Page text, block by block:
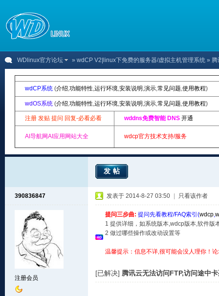
WDlinux官方论坛 » wdCP V2|linux下免费的服务器/虚拟主机管理系统 » 腾
wdCP系统 (介绍,功能特性,运行环境,安装说明 ,演示,常见问题,使用教程)
wdOS系统 (介绍,功能特性,运行环境,安装说明 ,演示,常见问题,使用教程)
注册 发贴 提问 回复-必看必看 wddns免费智能 DNS 开通
AI导航网AI应用网站大全 wdcp官方技术支持/服务
发帖
390836847
注册会员
发表于 2014-8-27 03:50 只看该作者
提问三步曲: 提问先看教程/FAQ索引(wdcp,
1 提供详细，如系统版本,wdcp版本,软件版
2 做过哪些操作或改动设置等
温馨提示：信息不详,很可能会没人理你！
[已解决] 腾讯云无法访问FTP,访问途中